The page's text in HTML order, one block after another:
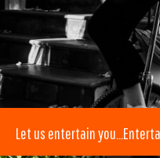
Let us entertain